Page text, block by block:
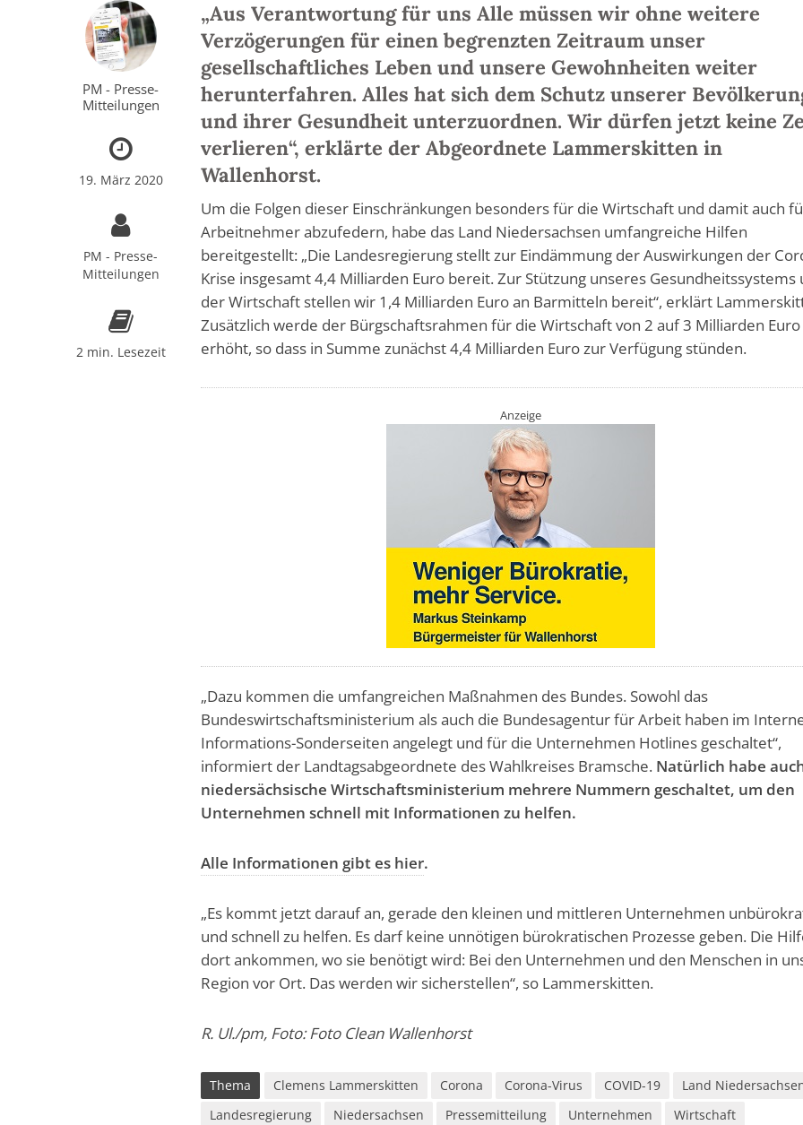
PM - Presse-
Mitteilungen
19. März 2020
PM - Presse-
Mitteilungen
2 min. Lesezeit
„Aus Verantwortung für uns Alle müssen wir ohne weitere
Verzögerungen für einen begrenzten Zeitraum unser
gesellschaftliches Leben und unsere Gewohnheiten weiter
herunterfahren. Alles hat sich dem Schutz unserer
und ihrer Gesundheit unterzuordnen. Wir dürfen jetzt keine
verlieren“, erklärte der Abgeordnete Lammerskitten in
Wallenhorst.
Um die Folgen dieser Einschränkungen besonders für die Wirtschaft und damit auch
Arbeitnehmer abzufedern, habe das Land Niedersachsen umfangreiche Hilfen
bereitgestellt: „Die Landesregierung stellt zur Eindämmung der Auswirkungen der
Krise insgesamt 4,4 Milliarden Euro bereit. Zur Stützung unseres Gesundheitssystems
der Wirtschaft stellen wir 1,4 Milliarden Euro an Barmitteln bereit“, erklärt
Zusätzlich werde der Bürgschaftsrahmen für die Wirtschaft von 2 auf 3 Milliarden Euro
erhöht, so dass in Summe zunächst 4,4 Milliarden Euro zur Verfügung stünden.
Anzeige
„Dazu kommen die umfangreichen Maßnahmen des Bundes. Sowohl das
Bundeswirtschaftsministerium als auch die Bundesagentur für Arbeit haben im
Informations-Sonderseiten angelegt und für die Unternehmen Hotlines geschaltet“,
informiert der Landtagsabgeordnete des Wahlkreises Bramsche. Natürlich habe
niedersächsische Wirtschaftsministerium mehrere Nummern geschaltet, um den
Unternehmen schnell mit Informationen zu helfen.
Alle Informationen gibt es hier.
„Es kommt jetzt darauf an, gerade den kleinen und mittleren Unternehmen
und schnell zu helfen. Es darf keine unnötigen bürokratischen Prozesse geben. Die
dort ankommen, wo sie benötigt wird: Bei den Unternehmen und den Menschen in
Region vor Ort. Das werden wir sicherstellen“, so Lammerskitten.
R. Ul./pm, Foto: Foto Clean Wallenhorst
Thema Clemens Lammerskitten Corona Corona-Virus COVID-19
Land
Landesregierung
Niedersachsen Pressemitteilung Unternehmen
Wirtschaft